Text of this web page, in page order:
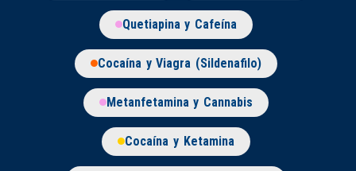
Quetiapina y Cafeína
Cocaína y Viagra (Sildenafilo)
Metanfetamina y Cannabis
Cocaína y Ketamina